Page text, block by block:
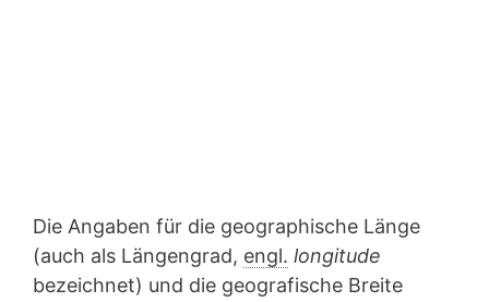
Die Angaben für die geographische Länge
(auch als Längengrad, engl. longitude
bezeichnet) und die geografische Breite